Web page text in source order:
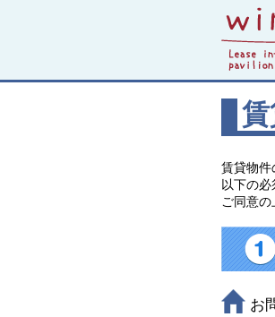
賃貸物件
以下の
ご同意
お